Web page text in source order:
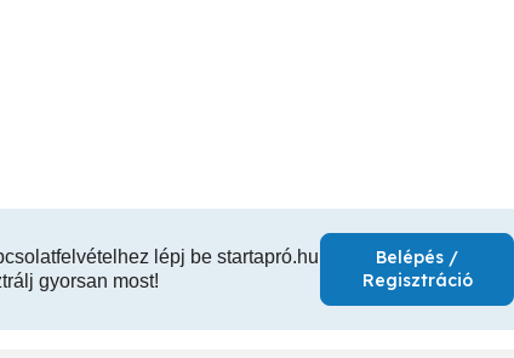
lépj be startapró.hu
gyorsan most!
Belépés /
Regisztráció